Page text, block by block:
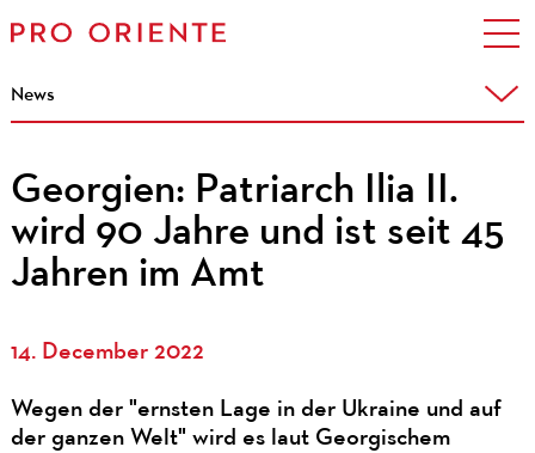
News
Georgien: Patriarch Ilia II.
wird 90 Jahre und ist seit 45
Jahren im Amt
14. December 2022
Wegen der "ernsten Lage in der Ukraine und auf
der ganzen Welt" wird es laut Georgischem